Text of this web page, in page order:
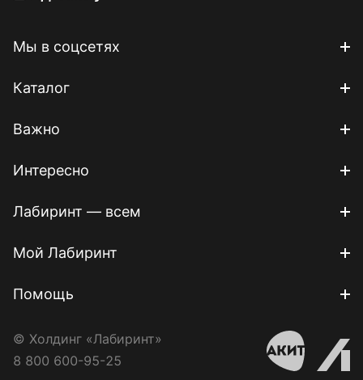
Мы в соцсетях
Каталог
Важно
Интересно
Лабиринт — всем
Мой Лабиринт
Помощь
© Холдинг «Лабиринт»
8 800 600-95-25